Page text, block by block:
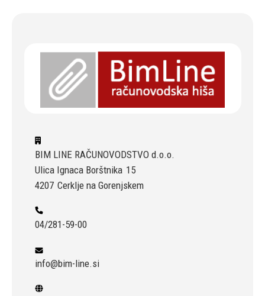
BIM LINE RAČUNOVODSTVO d.o.o.
Ulica Ignaca Borštnika 15
4207 Cerklje na Gorenjskem
04/281-59-00
info@bim-line.si